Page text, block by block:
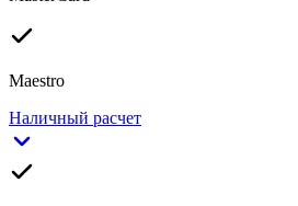
Maestro
Наличный расчет